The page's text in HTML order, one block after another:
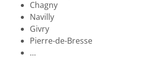
Chagny
Navilly
Givry
Pierre-de-Bresse
…